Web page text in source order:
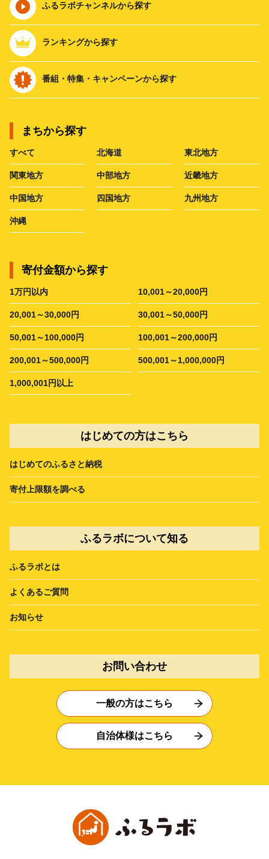
ふるラボチャンネルから探す
ランキングから探す
番組・特集・キャンペーンから探す
まちから探す
すべて 北海道 東北地方
関東地方 中部地方 近畿地方
中国地方 四国地方 九州地方
沖縄
寄付金額から探す
1万円以内 10,001～20,000円
20,001～30,000円 30,001～50,000円
50,001～100,000円 100,001～200,000円
200,001～500,000円 500,001～1,000,000円
1,000,001円以上
はじめての方はこちら
はじめてのふるさと納税
寄付上限額を調べる
ふるラボについて知る
ふるラボとは
よくあるご質問
お知らせ
お問い合わせ
一般の方はこちら
自治体様はこちら